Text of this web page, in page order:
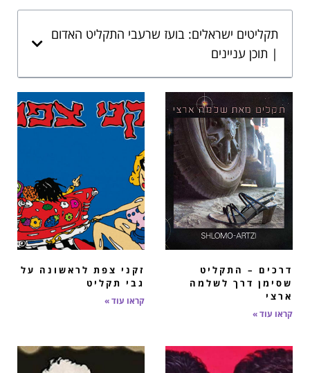
תקליטים ישראלים: בועז שרעבי התקליט האדום
| תוכן עניינים
דרכים – התקליט
שסימן דרך לשלמה
ארצי
קראו עוד »
זקני צפת לראשונה על
גבי תקליט
קראו עוד »